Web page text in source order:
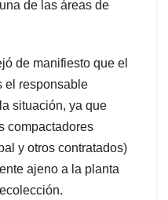
de las áreas de
de manifiesto que el
el responsable
situación, ya que
compactadores
y otros contratados)
ajeno a la planta